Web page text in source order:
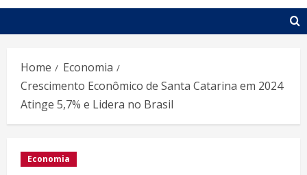
Home
Economia
Crescimento Econômico de Santa Catarina em 2024
Atinge 5,7% e Lidera no Brasil
Economia